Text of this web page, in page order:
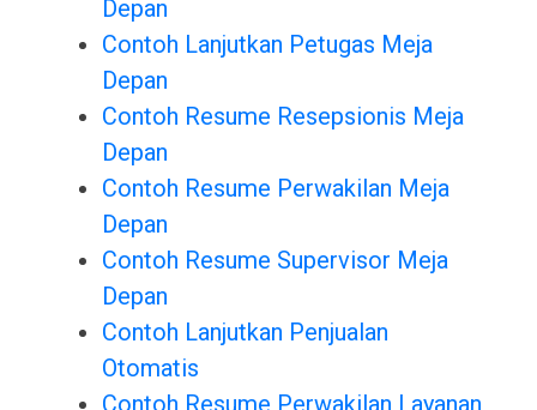
Depan
Contoh Lanjutkan Petugas Meja
Depan
Contoh Resume Resepsionis Meja
Depan
Contoh Resume Perwakilan Meja
Depan
Contoh Resume Supervisor Meja
Depan
Contoh Lanjutkan Penjualan
Otomatis
Contoh Resume Perwakilan Layanan